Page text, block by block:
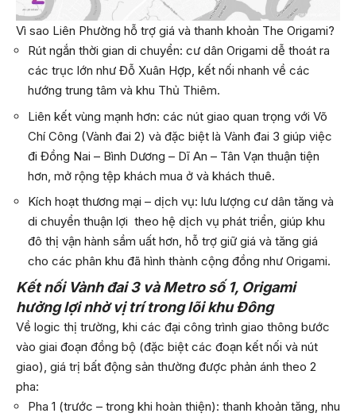
Vì sao Liên Phường hỗ trợ giá và thanh khoản The Origami?
Rút ngắn thời gian di chuyển: cư dân Origami dễ thoát ra
các trục lớn như Đỗ Xuân Hợp, kết nối nhanh về các
hướng trung tâm và khu Thủ Thiêm.
Liên kết vùng mạnh hơn: các nút giao quan trọng với Võ
Chí Công (Vành đai 2) và đặc biệt là Vành đai 3 giúp việc
đi Đồng Nai – Bình Dương – Dĩ An – Tân Vạn thuận tiện
hơn, mở rộng tệp khách mua ở và khách thuê.
Kích hoạt thương mại – dịch vụ: lưu lượng cư dân tăng và
di chuyển thuận lợi theo hệ dịch vụ phát triển, giúp khu
đô thị vận hành sầm uất hơn, hỗ trợ giữ giá và tăng giá
cho các phân khu đã hình thành cộng đồng như Origami.
Kết nối Vành đai 3 và Metro số 1, Origami
hưởng lợi nhờ vị trí trong lõi khu Đông
Về logic thị trường, khi các đại công trình giao thông bước
vào giai đoạn đồng bộ (đặc biệt các đoạn kết nối và nút
giao), giá trị bất động sản thường được phản ánh theo 2
pha:
Pha 1 (trước – trong khi hoàn thiện): thanh khoản tăng, nhu